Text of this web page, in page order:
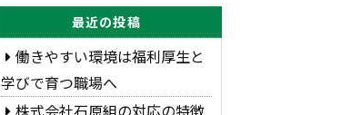
最近の投稿
働きやすい環境は福利厚生と
学びで育つ職場へ
株式会社石原組の対応の特徴